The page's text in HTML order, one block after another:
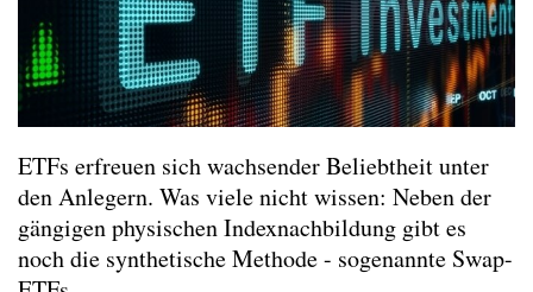
ETFs erfreuen sich wachsender Beliebtheit unter
den Anlegern. Was viele nicht wissen: Neben der
gängigen physischen Indexnachbildung gibt es
noch die synthetische Methode - sogenannte Swap-